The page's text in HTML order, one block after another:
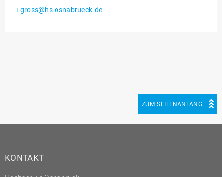
Innenrevision
Personal
Personalrat
i.gross@hs-osnabrueck.de
ZUM SEITENANFANG
KONTAKT